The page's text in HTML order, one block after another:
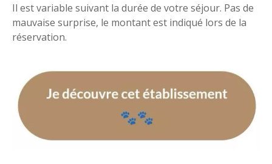
Il est variable suivant la durée de votre séjour. Pas de
mauvaise surprise, le montant est indiqué lors de la
réservation.